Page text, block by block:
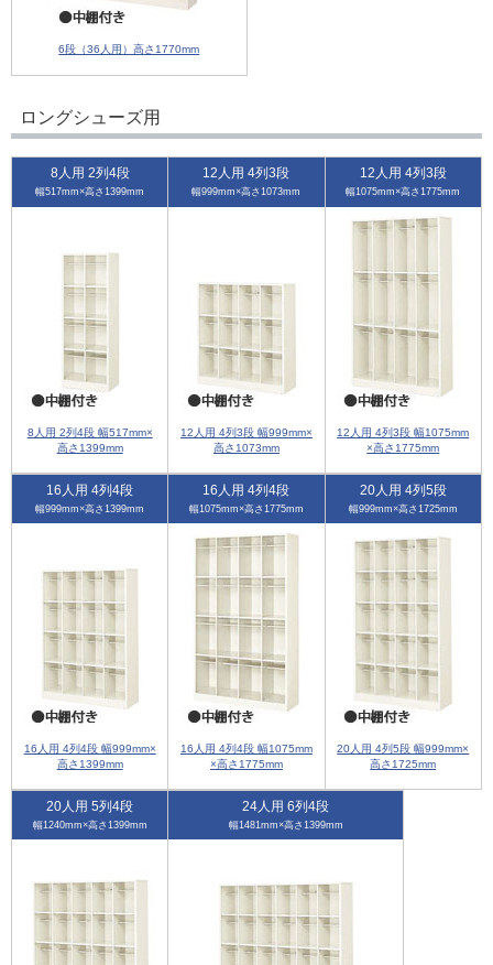
6段（36人用）高さ1770mm
ロングシューズ用
8人用 2列4段
幅517mm×高さ1399mm
8人用 2列4段 幅517mm×
高さ1399mm
12人用 4列3段
幅999mm×高さ1073mm
12人用 4列3段 幅999mm×
高さ1073mm
12人用 4列3段
幅1075mm×高さ1775mm
12人用 4列3段 幅1075mm
×高さ1775mm
16人用 4列4段
幅999mm×高さ1399mm
16人用 4列4段 幅999mm×
高さ1399mm
16人用 4列4段
幅1075mm×高さ1775mm
16人用 4列4段 幅1075mm
×高さ1775mm
20人用 4列5段
幅999mm×高さ1725mm
20人用 4列5段 幅999mm×
高さ1725mm
20人用 5列4段
幅1240mm×高さ1399mm
24人用 6列4段
幅1481mm×高さ1399mm